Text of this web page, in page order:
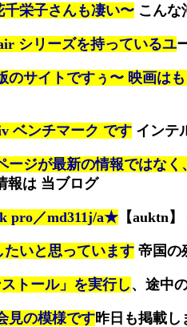
千栄子さんも凄い〜 こんな
シリーズを持っているユ
のサイトですぅ〜 映画は
ベンチマーク です インテ
ージが最新の情報ではな
報は 当ブログ
pro／md311j/a★ 【auktn】
いと思っています 帝国
トール」を実行し、途中
見の模様です昨日も掲載し